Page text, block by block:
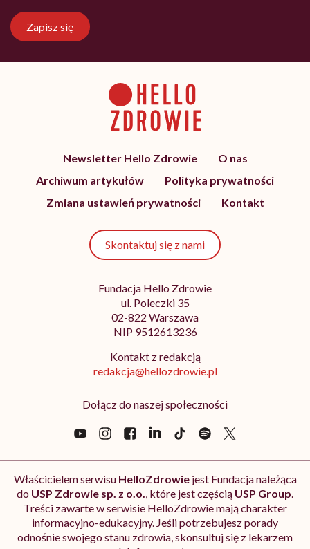
Zapisz się
Newsletter Hello Zdrowie
O nas
Archiwum artykułów
Polityka prywatności
Zmiana ustawień prywatności
Kontakt
Skontaktuj się z nami
Fundacja Hello Zdrowie
ul. Poleczki 35
02-822 Warszawa
NIP 9512613236
Kontakt z redakcją
redakcja@hellozdrowie.pl
Dołącz do naszej społeczności
Właścicielem serwisu HelloZdrowiejest Fundacja należąca
do USP Zdrowie sp. z o.o., które jest częścią USP Group.
Treści zawarte w serwisie HelloZdrowie mają charakter
informacyjno-edukacyjny. Jeśli potrzebujesz porady
odnośnie swojego stanu zdrowia, skonsultuj się z lekarzem